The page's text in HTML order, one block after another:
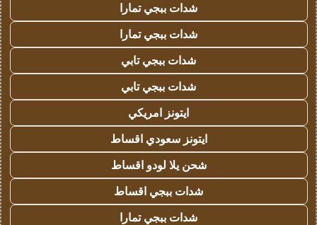
شدات ببجي تمارا
شدات ببجي تمارا
شدات ببجي تابي
شدات ببجي تابي
ايتونز امريكي
ايتونز سعودي اقساط
شحن يلا لودو اقساط
شدات ببجي اقساط
شدات ببجي تمارا